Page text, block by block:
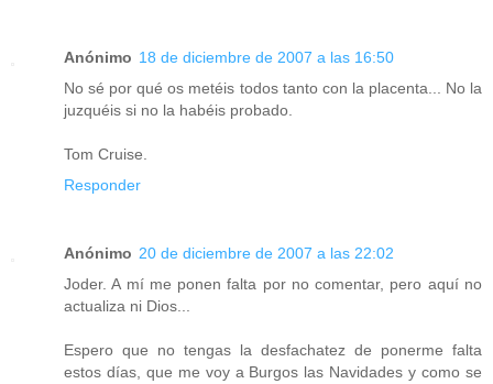
Anónimo 18 de diciembre de 2007 a las 16:50
No sé por qué os metéis todos tanto con la placenta... No la
juzquéis si no la habéis probado.
Tom Cruise.
Responder
Anónimo 20 de diciembre de 2007 a las 22:02
Joder. A mí me ponen falta por no comentar, pero aquí no
actualiza ni Dios...
Espero que no tengas la desfachatez de ponerme falta
estos días, que me voy a Burgos las Navidades y como se